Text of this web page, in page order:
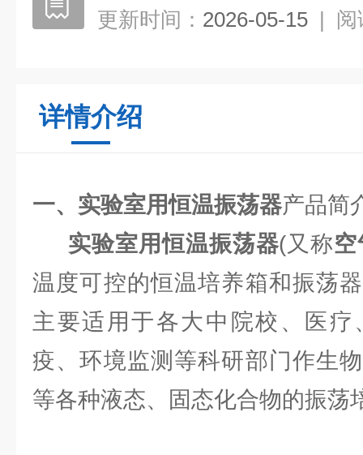
更新时间： 2026-05-15 | 阅
详情介绍
一、实验室用恒温振荡器产品简
实验室用恒温振荡器(又称
温度可控的恒温培养箱和振荡
主要适用于各大中院校、医
疫、环境监测等科研部门作生
等各种液态、固态化合物的振荡